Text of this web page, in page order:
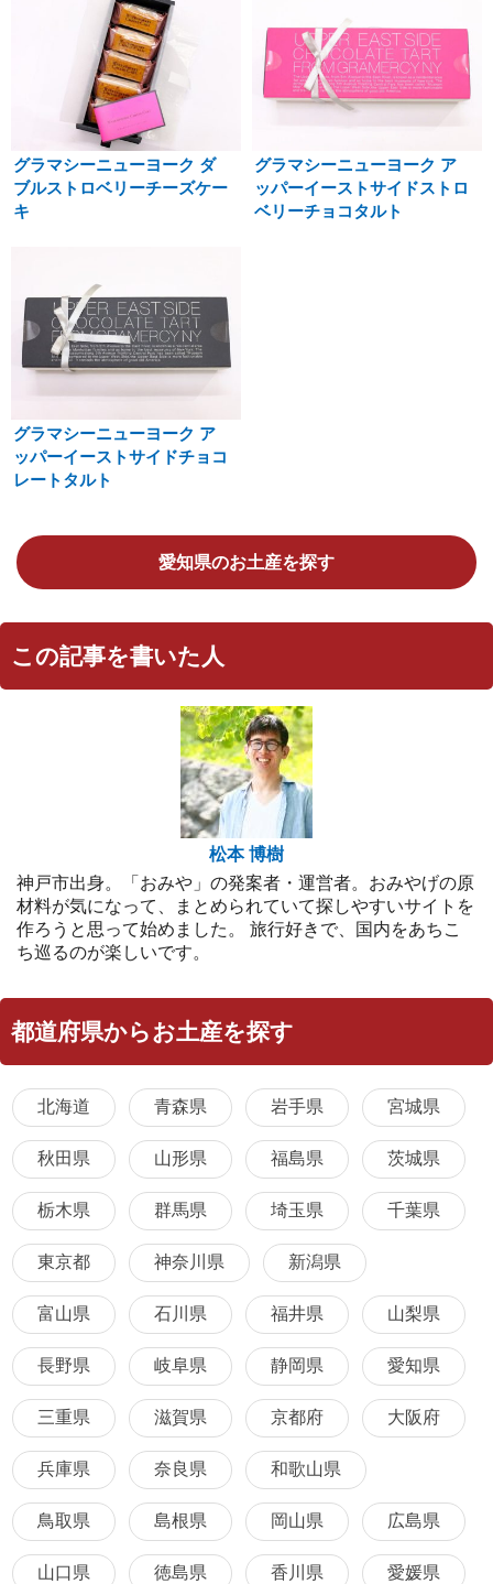
グラマシーニューヨーク ダ
ブルストロベリーチーズケー
キ
グラマシーニューヨーク ア
ッパーイーストサイドストロ
ベリーチョコタルト
グラマシーニューヨーク ア
ッパーイーストサイドチョコ
レートタルト
愛知県のお土産を探す
この記事を書いた人
松本 博樹
神戸市出身。「おみや」の発案者・運営者。おみやげの原
材料が気になって、まとめられていて探しやすいサイトを
作ろうと思って始めました。 旅行好きで、国内をあちこ
ち巡るのが楽しいです。
都道府県からお土産を探す
北海道 青森県 岩手県 宮城県
秋田県 山形県 福島県 茨城県
栃木県 群馬県 埼玉県 千葉県
東京都 神奈川県 新潟県
富山県 石川県 福井県 山梨県
長野県 岐阜県 静岡県 愛知県
三重県 滋賀県 京都府 大阪府
兵庫県 奈良県 和歌山県
鳥取県 島根県 岡山県 広島県
山口県 徳島県 香川県 愛媛県